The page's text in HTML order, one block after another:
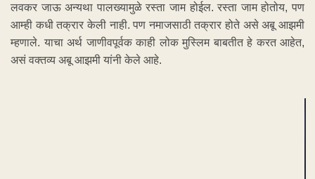
लवकर जाऊ अन्यथा पालख्यामुळे रस्ता जाम होईल. रस्ता जाम होतोय, पण
आम्ही कधी तक्रार केली नाही. पण नमाजसाठी तक्रार होते असे अबू आझमी
म्हणाले. याचा अर्थ जाणीवपूर्वक काही लोक मुस्लिम बाबतीत हे करत आहेत,
असं वक्तव्य अबू आझमी यांनी केले आहे.